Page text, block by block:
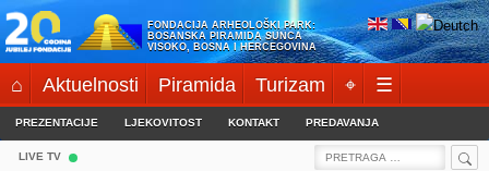
Skip
to
content
FONDACIJA ARHEOLOŠKI PARK:
BOSANSKA PIRAMIDA SUNCA
VISOKO, BOSNA I HERCEGOVINA
⌂ Aktuelnosti Piramida Turizam ⌖ ☰
PREZENTACIJE LJEKOVITOST KONTAKT PREDAVANJA
LIVE TV
Search